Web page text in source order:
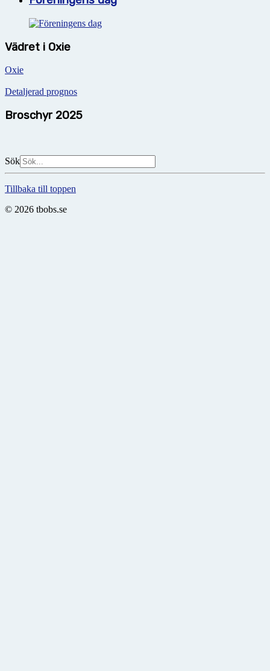
Vädret i Oxie
Oxie
Detaljerad prognos
Broschyr 2025
Sök
Tillbaka till toppen
© 2026 tbobs.se